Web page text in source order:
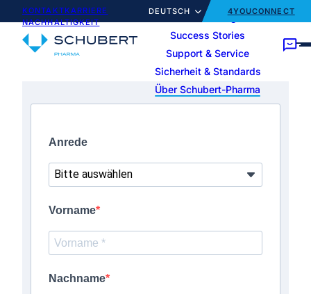
KONTAKTKARRIERE
NACHHALTIGKEIT
DEUTSCH 4YOUCONNECT
Unsere Lösungen
Success Stories
Support & Service
Sicherheit & Standards
Über Schubert-Pharma
Ihr Produkt
Unsere Lösungen
Success Stories
Support & Service
Anrede
Vorname
Nachname